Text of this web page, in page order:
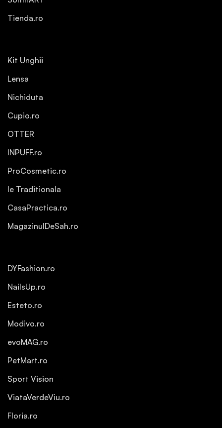
Tienda.ro
Kit Unghii
Lensa
Nichiduta
Cupio.ro
OTTER
INPUFF.ro
ProCosmetic.ro
Ie Traditionala
CasaPractica.ro
MagazinulDeSah.ro
DYFashion.ro
NailsUp.ro
Esteto.ro
Modivo.ro
evoMAG.ro
PetMart.ro
Sport Vision
ViataVerdeViu.ro
Floria.ro